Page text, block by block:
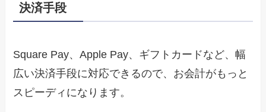
決済手段
Square Pay、Apple Pay、ギフトカードなど、幅
広い決済手段に対応できるので、お会計がもっと
スピーディになります。